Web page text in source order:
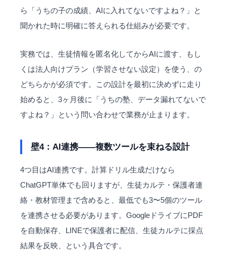
ら「うちの子の成績、AIに入れてないですよね？」と
聞かれた時に明確に答えられる仕組みが必要です。
実務では、生徒情報を匿名化してからAIに渡す、もし
くは法人向けプラン（学習させない設定）を使う、の
どちらかが必須です。この設計を最初に決めずに走り
始めると、3ヶ月後に「うちの塾、データ漏れてないで
すよね？」という問い合わせで業務が止まります。
壁4：AI連携——複数ツールを束ねる設計
4つ目はAI連携です。計算ドリル生成だけなら
ChatGPT単体でも回りますが、生徒カルテ・保護者連
絡・教材管理まで含めると、最低でも3〜5個のツール
を連携させる必要があります。GoogleドライブにPDF
を自動保存、LINEで保護者に配信、生徒カルテに採点
結果を反映、という具合です。